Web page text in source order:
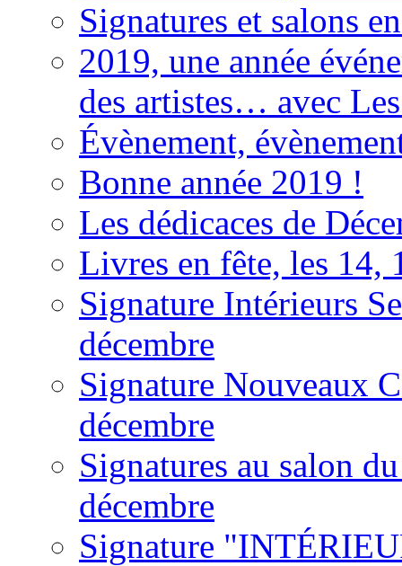
Signatures et salons
2019, une année
des artistes… avec
Évènement,
Bonne année 2019 !
Les dédicaces de
Livres en fête, les 14,
Signature Intérieurs
décembre
Signature Nouveaux
décembre
Signatures au salon
décembre
Signature